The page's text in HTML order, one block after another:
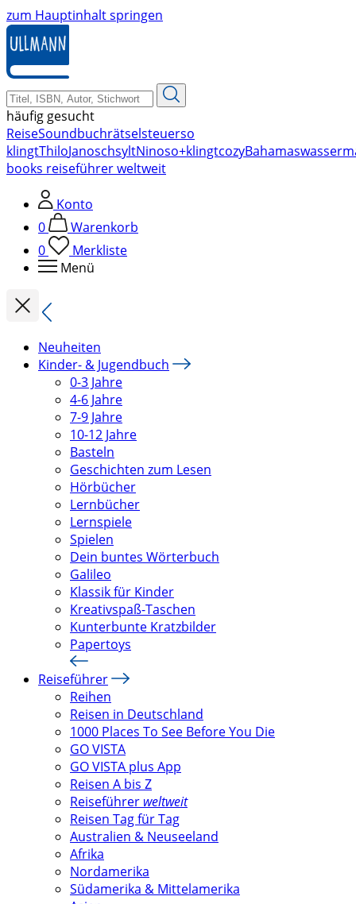
zum Hauptinhalt springen
häufig gesucht
ReiseSoundbuchrätselsteuerso
klingtThiloJanoschsyltNinoso+klingtcozyBahamas
books reiseführer weltweit
Konto
0
Warenkorb
0
Merkliste
Menü
Neuheiten
Kinder- & Jugendbuch
0-3 Jahre
4-6 Jahre
7-9 Jahre
10-12 Jahre
Basteln
Geschichten zum Lesen
Hörbücher
Lernbücher
Lernspiele
Spielen
Dein buntes Wörterbuch
Galileo
Klassik für Kinder
Kreativspaß-Taschen
Kunterbunte Kratzbilder
Papertoys
Reiseführer
Reihen
Reisen in Deutschland
1000 Places To See Before You Die
GO VISTA
GO VISTA plus App
Reisen A bis Z
Reiseführer weltweit
Reisen Tag für Tag
Australien & Neuseeland
Afrika
Nordamerika
Südamerika & Mittelamerika